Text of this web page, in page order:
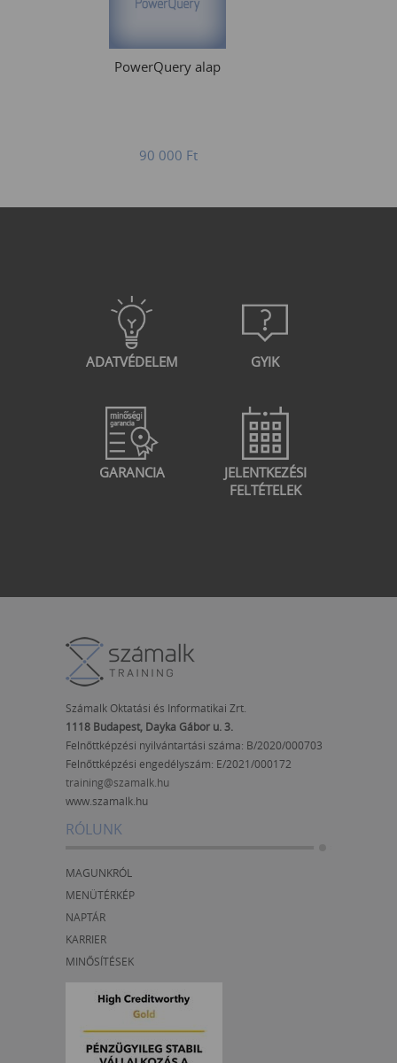
PowerQuery alap
90 000 Ft
ADATVÉDELEM GYIK
GARANCIA
JELENTKEZÉSI
FELTÉTELEK
Számalk Oktatási és Informatikai Zrt.
1118 Budapest, Dayka Gábor u. 3.
Felnőttképzési nyilvántartási száma: B/2020/000703
Felnőttképzési engedélyszám: E/2021/000172
training@szamalk.hu
www.szamalk.hu
RÓLUNK
MAGUNKRÓL
MENÜTÉRKÉP
NAPTÁR
KARRIER
MINŐSÍTÉSEK